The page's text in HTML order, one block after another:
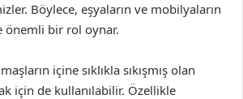
Böylece, eşyaların ve mobilyaların
önemli bir rol oynar.
içine sıklıkla sıkışmış olan
için de kullanılabilir. Özellikle